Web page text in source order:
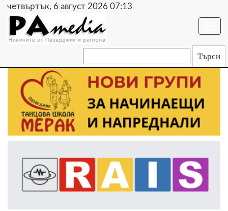
четвъртък, 6 август 2026 07:13